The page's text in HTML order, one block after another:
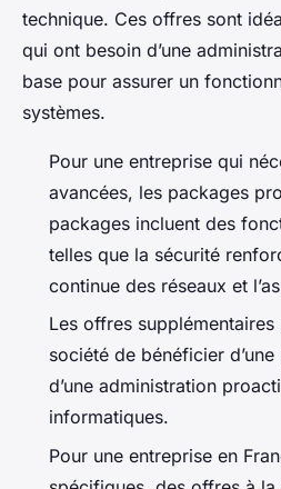
technique. Ces offres sont
qui ont besoin d’une
base pour assurer un
systèmes.
Pour une entreprise qui
avancées, les packages
packages incluent des
telles que la sécurité
continue des réseaux et
Les offres
société de bénéficier
d’une administration
informatiques.
Pour une entreprise en